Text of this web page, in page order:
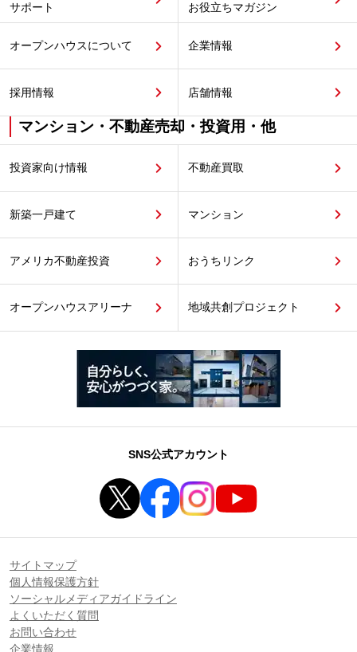
サポート
お役立ちマガジン
オープンハウスについて 企業情報
採用情報 店舗情報
マンション・不動産売却・投資用・他
投資家向け情報 不動産買取
新築一戸建て マンション
アメリカ不動産投資 おうちリンク
オープンハウスアリーナ 地域共創プロジェクト
SNS公式アカウント
サイトマップ
個人情報保護方針
ソーシャルメディアガイドライン
よくいただく質問
お問い合わせ
企業情報